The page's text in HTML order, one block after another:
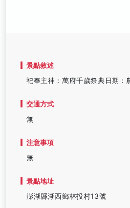
景點敘述
祀奉主神：萬府千歲祭典日期：
交通方式
無
注意事項
無
景點地址
澎湖縣湖西鄉林投村13號